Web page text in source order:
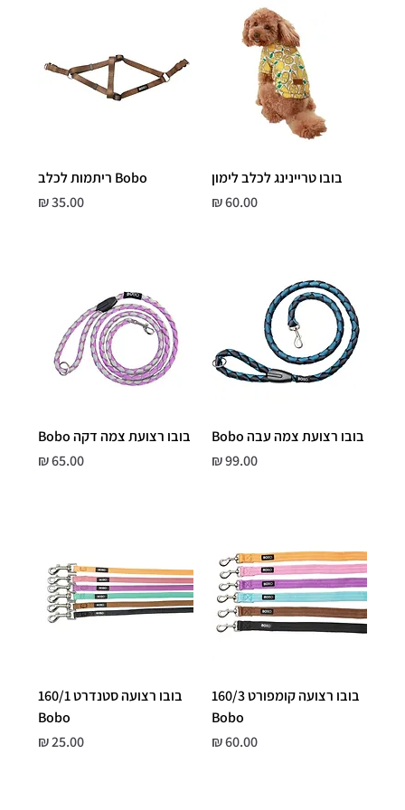
בובו טריינינג לכלב לימון
מחיר
Bobo ריתמות לכלב
מחיר
בובו רצועת צמה עבה Bobo
מחיר
בובו רצועת צמה דקה Bobo
מחיר
בובו רצועה קומפורט 160/3
Bobo
מחיר
בובו רצועה סטנדרט 160/1
Bobo
מחיר